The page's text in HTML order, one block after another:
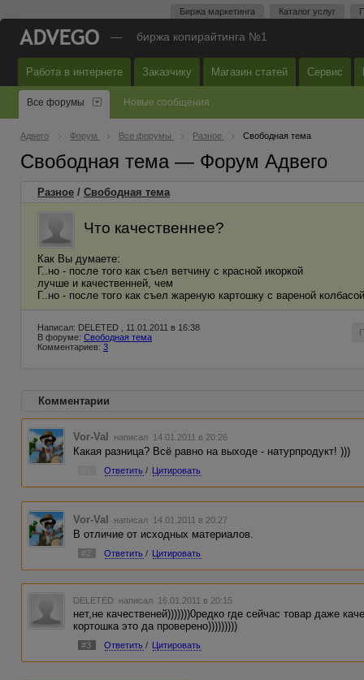
Биржа маркетинга Каталог услуг
— биржа копирайтинга №1
Работа в интернете Заказчику Магазин статей Сервис
Все форумы Новые сообщения
Адвего Форум Все форумы Разное Свободная тема
Свободная тема — Форум Адвего
Разное / Свободная тема
Что качественнее?
Как Вы думаете:
Г..но - после того как съел ветчину с красной икоркой
лучше и качественней, чем
Г..но - после того как съел жареную картошку с вареной
Написал: DELETED , 11.01.2011 в 16:38
В форуме: Свободная тема
Комментариев: 3
Комментарии
Vor-Val написал 14.01.2011 в 20:26
Какая разница? Всё равно на выходе - натурпродукт! )))
Ответить / Цитировать
Vor-Val написал 14.01.2011 в 20:27
В отличие от исходных материалов.
#2 Ответить / Цитировать
DELETED написал 16.01.2011 в 20:15
нет,не качественей)))))))0редко где сейчас товар даже
кортошка это да проверено)))))))))
#3 Ответить / Цитировать